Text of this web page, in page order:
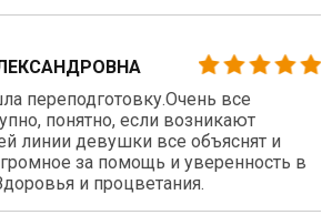
переподготовку.Очень все
понятно, если возникают
линии девушки все объяснят и
за помощь и уверенность в
и процветания.